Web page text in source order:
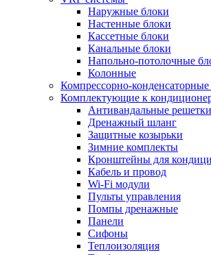
Наружные блоки
Настенные блоки
Кассетные блоки
Канальные блоки
Напольно-потолочные
Колонные
Компрессорно-конденсаторные
Комплектующие к
Антивандальные решетки
Дренажный шланг
Защитные козырьки
Зимние комплекты
Кронштейны для
Кабель и провод
Wi-Fi модули
Пульты управления
Помпы дренажные
Панели
Сифоны
Теплоизоляция